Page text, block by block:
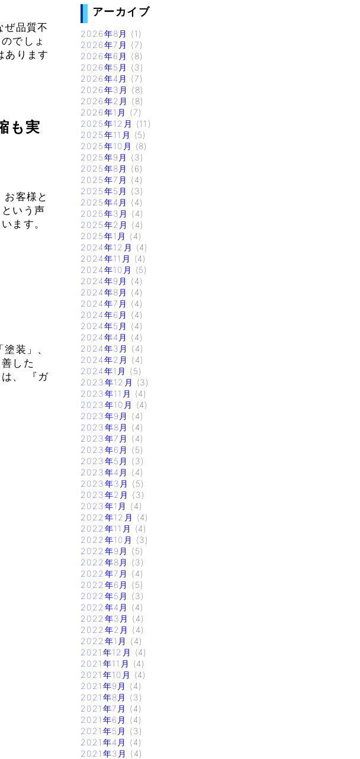
品質不
でしょ
あります
も実
客様と
いう声
ます。
装」、
した
、 『ガ
アーカイブ
2026年8月
(1)
2026年7月
(7)
2026年6月
(8)
2026年5月
(3)
2026年4月
(7)
2026年3月
(8)
2026年2月
(8)
2026年1月
(7)
2025年12月
(11)
2025年11月
(5)
2025年10月
(8)
2025年9月
(3)
2025年8月
(6)
2025年7月
(4)
2025年5月
(3)
2025年4月
(4)
2025年3月
(4)
2025年2月
(4)
2025年1月
(4)
2024年12月
(4)
2024年11月
(4)
2024年10月
(5)
2024年9月
(4)
2024年8月
(4)
2024年7月
(4)
2024年6月
(4)
2024年5月
(4)
2024年4月
(4)
2024年3月
(4)
2024年2月
(4)
2024年1月
(5)
2023年12月
(3)
2023年11月
(4)
2023年10月
(4)
2023年9月
(4)
2023年8月
(4)
2023年7月
(4)
2023年6月
(5)
2023年5月
(3)
2023年4月
(4)
2023年3月
(5)
2023年2月
(3)
2023年1月
(4)
2022年12月
(4)
2022年11月
(4)
2022年10月
(3)
2022年9月
(5)
2022年8月
(3)
2022年7月
(4)
2022年6月
(5)
2022年5月
(3)
2022年4月
(4)
2022年3月
(4)
2022年2月
(4)
2022年1月
(4)
2021年12月
(4)
2021年11月
(4)
2021年10月
(4)
2021年9月
(4)
2021年8月
(3)
2021年7月
(4)
2021年6月
(4)
2021年5月
(3)
2021年4月
(4)
2021年3月
(4)